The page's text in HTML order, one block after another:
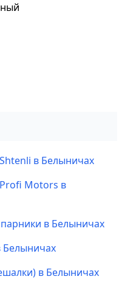
в Белыничах
Motors в
в Белыничах
Белыничах
в Белыничах